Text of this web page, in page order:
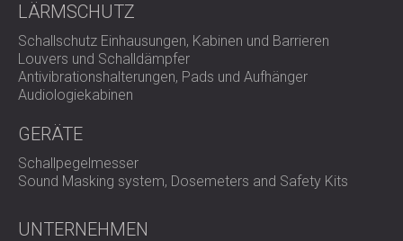
LÄRMSCHUTZ
Schallschutz Einhausungen, Kabinen und Barrieren
Louvers und Schalldämpfer
Antivibrationshalterungen, Pads und Aufhänger
Audiologiekabinen
GERÄTE
Schallpegelmesser
Sound Masking system, Dosemeters and Safety Kits
UNTERNEHMEN